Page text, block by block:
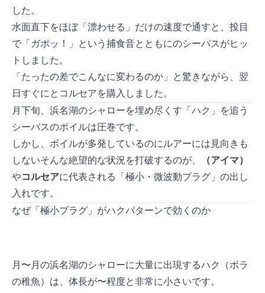
した。
水面直下をほぼ「漂わせる」だけの速度で通すと、2投目
で「ガポッ！」という捕食音とともに65cmのシーバスがヒッ
トしました。
「たった7cmの差でこんなに変わるのか」と驚きながら、翌
日すぐにSasuke SF75とコルセア65を購入しました。
3月下旬、浜名湖のシャローを埋め尽くす「ハク」を追う
シーバスのボイルは圧巻です。
しかし、ボイルが多発しているのにルアーには見向きも
しない——そんな絶望的な状況を打破するのが、
Sasuke SF75（アイマ）
やコルセア65に代表される「極小・微波動プラグ」の出し
入れです。
なぜ「極小プラグ」がハクパターンで効くのか
3月〜5月の浜名湖のシャローに大量に出現するハク（ボラ
の稚魚）は、体長が3〜8cm程度と非常に小さいです。